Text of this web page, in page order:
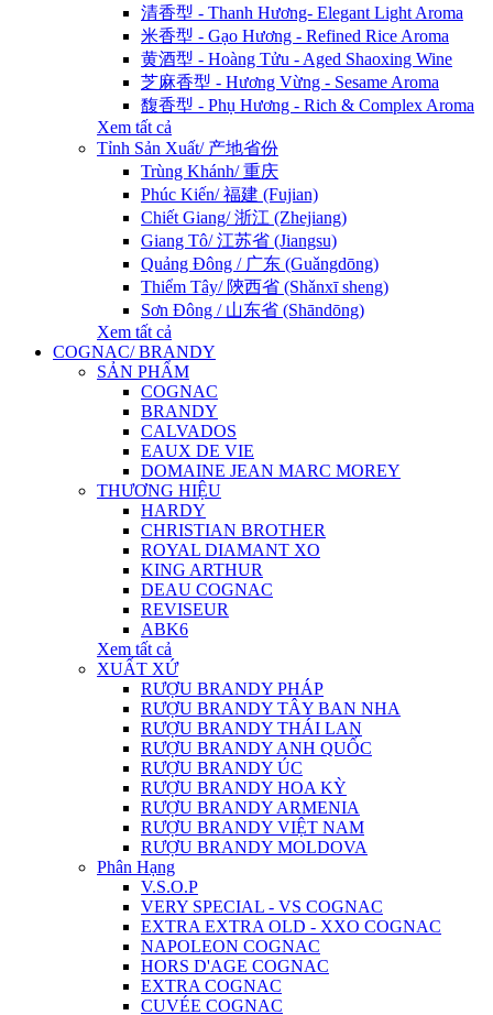
清香型 - Thanh Hương- Elegant Light Aroma
米香型 - Gạo Hương - Refined Rice Aroma
黄酒型 - Hoàng Tửu - Aged Shaoxing Wine
芝麻香型 - Hương Vừng - Sesame Aroma
馥香型 - Phụ Hương - Rich & Complex Aroma
Xem tất cả
Tỉnh Sản Xuất/ 产地省份
Trùng Khánh/ 重庆
Phúc Kiến/ 福建 (Fujian)
Chiết Giang/ 浙江 (Zhejiang)
Giang Tô/ 江苏省 (Jiangsu)
Quảng Đông / 广东 (Guǎngdōng)
Thiểm Tây/ 陝西省 (Shǎnxī sheng)
Sơn Đông / 山东省 (Shāndōng)
Xem tất cả
COGNAC/ BRANDY
SẢN PHẨM
COGNAC
BRANDY
CALVADOS
EAUX DE VIE
DOMAINE JEAN MARC MOREY
THƯƠNG HIỆU
HARDY
CHRISTIAN BROTHER
ROYAL DIAMANT XO
KING ARTHUR
DEAU COGNAC
REVISEUR
ABK6
Xem tất cả
XUẤT XỨ
RƯỢU BRANDY PHÁP
RƯỢU BRANDY TÂY BAN NHA
RƯỢU BRANDY THÁI LAN
RƯỢU BRANDY ANH QUỐC
RƯỢU BRANDY ÚC
RƯỢU BRANDY HOA KỲ
RƯỢU BRANDY ARMENIA
RƯỢU BRANDY VIỆT NAM
RƯỢU BRANDY MOLDOVA
Phân Hạng
V.S.O.P
VERY SPECIAL - VS COGNAC
EXTRA EXTRA OLD - XXO COGNAC
NAPOLEON COGNAC
HORS D'AGE COGNAC
EXTRA COGNAC
CUVÉE COGNAC